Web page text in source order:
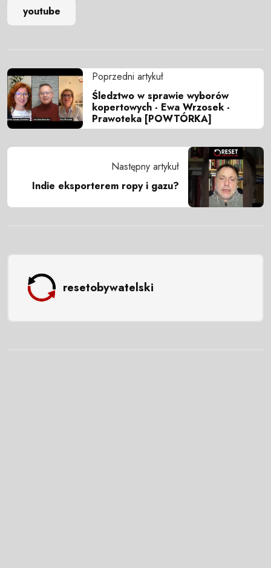
youtube
Poprzedni artykuł
Śledztwo w sprawie wyborów
kopertowych - Ewa Wrzosek -
Prawoteka [POWTÓRKA]
Następny artykuł
Indie eksporterem ropy i gazu?
resetobywatelski